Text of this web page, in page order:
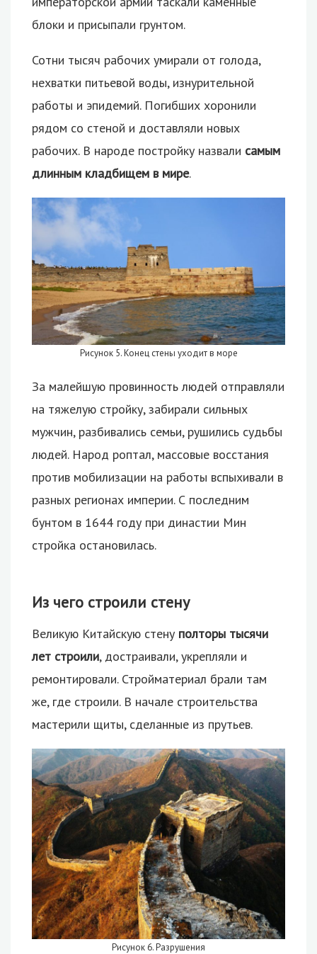
блоки и присыпали грунтом.
Сотни тысяч рабочих умирали от голода,
нехватки питьевой воды, изнурительной
работы и эпидемий. Погибших хоронили
рядом со стеной и доставляли новых
рабочих. В народе постройку назвали самым
длинным кладбищем в мире.
Рисунок 5. Конец стены уходит в море
За малейшую провинность людей отправляли
на тяжелую стройку, забирали сильных
мужчин, разбивались семьи, рушились судьбы
людей. Народ роптал, массовые восстания
против мобилизации на работы вспыхивали в
разных регионах империи. С последним
бунтом в 1644 году при династии Мин
стройка остановилась.
Из чего строили стену
Великую Китайскую стену полторы тысячи
лет строили, достраивали, укрепляли и
ремонтировали. Стройматериал брали там
же, где строили. В начале строительства
мастерили щиты, сделанные из прутьев.
Рисунок 6. Разрушения